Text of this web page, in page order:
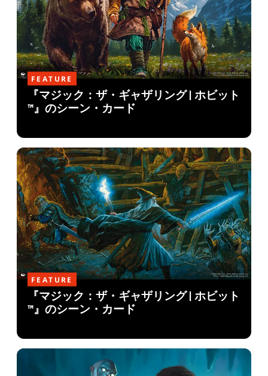
FEATURE
『マジック：ザ・ギャザリング | ホビット
™』のシーン・カード
FEATURE
『マジック：ザ・ギャザリング | ホビット
™』のシーン・カード